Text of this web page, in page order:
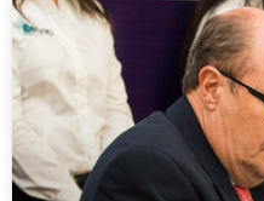
LOCALES